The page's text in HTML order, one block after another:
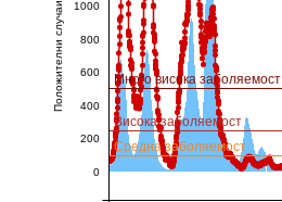
Средна заболяемост
Висока заболяемост
Много висока заболяемост
0
200
400
600
800
1000